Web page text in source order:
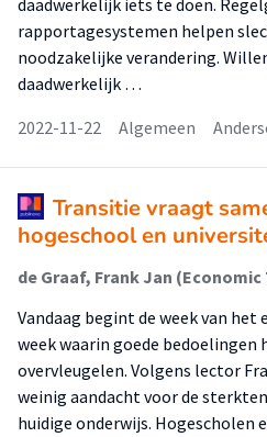
daadwerkelijk iets te doen.
rapportagesystemen helpen
noodzakelijke verandering.
daadwerkelijk …
2022-11-22
Algemeen
Transitie vraagt
hogeschool en
de Graaf, Frank Jan
Vandaag begint de week van het
week waarin goede bedoelingen
overvleugelen. Volgens lector
weinig aandacht voor de
huidige onderwijs. Hogescholen